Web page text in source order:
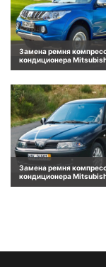
Замена ремня
кондиционера
Замена ремня
кондиционера